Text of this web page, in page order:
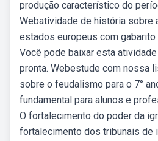
produção característico do
Webatividade de história sobre
estados europeus com gabarito
Você pode baixar esta
pronta. Webestude com nossa
sobre o feudalismo para o 7°
fundamental para alunos e
O fortalecimento do poder da
fortalecimento dos tribunais de